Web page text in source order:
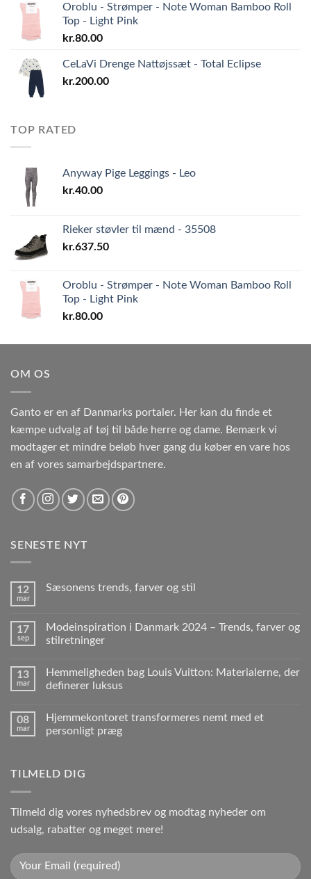
Oroblu - Strømper - Note Woman Bamboo Roll
Top - Light Pink
kr.80.00
CeLaVi Drenge Nattøjssæt - Total Eclipse
kr.200.00
TOP RATED
Anyway Pige Leggings - Leo
kr.40.00
Rieker støvler til mænd - 35508
kr.637.50
Oroblu - Strømper - Note Woman Bamboo Roll
Top - Light Pink
kr.80.00
OM OS
Ganto er en af Danmarks portaler. Her kan du finde et
kæmpe udvalg af tøj til både herre og dame. Bemærk vi
modtager et mindre beløb hver gang du køber en vare hos
en af vores samarbejdspartnere.
SENESTE NYT
12
mar
Sæsonens trends, farver og stil
17
sep
Modeinspiration i Danmark 2024 – Trends, farver og
stilretninger
13
mar
Hemmeligheden bag Louis Vuitton: Materialerne, der
definerer luksus
08
mar
Hjemmekontoret transformeres nemt med et
personligt præg
TILMELD DIG
Tilmeld dig vores nyhedsbrev og modtag nyheder om
udsalg, rabatter og meget mere!